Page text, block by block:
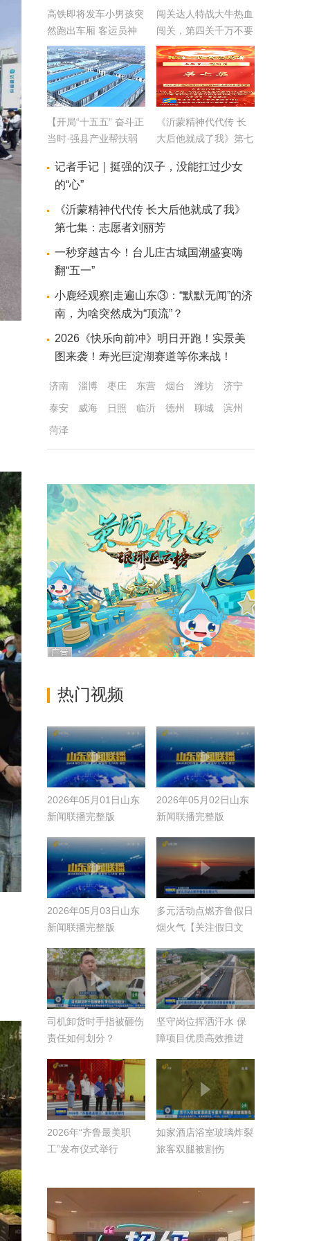
高铁即将发车小男孩突
然跑出车厢 客运员神
反应救了孩子一命
闯关达人特战大牛热血
闯关，第四关千万不要
眨眼！
【开局“十五五” 奋斗正
当时·强县产业帮扶弱
业链向山亭新腹地延伸
《沂蒙精神代代传 长
大后他就成了我》第七
记者手记｜挺强的汉子，没能扛过少女
的“心”
《沂蒙精神代代传 长大后他就成了我》
第七集：志愿者刘丽芳
一秒穿越古今！台儿庄古城国潮盛宴嗨
翻“五一”
小鹿经观察|走遍山东③：“默默无闻”的济
南，为啥突然成为“顶流”？
2026《快乐向前冲》明日开跑！实景美
图来袭！寿光巨淀湖赛道等你来战！
济南 淄博 枣庄 东营 烟台 潍坊
济宁
泰安
威海 日照 临沂 德州 聊城
滨州
菏泽
热门视频
2026年05月01日山东
新闻联播完整版
2026年05月02日山东
新闻联播完整版
2026年05月03日山东
新闻联播完整版
多元活动点燃齐鲁假日
烟火气【关注假日文
司机卸货时手指被砸伤
责任如何划分？
坚守岗位挥洒汗水 保
障项目优质高效推进
2026年“齐鲁最美职
工”发布仪式举行
如家酒店浴室玻璃炸裂
旅客双腿被割伤